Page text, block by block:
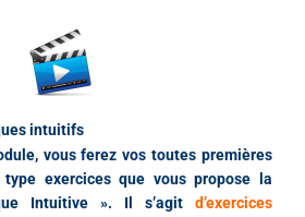
intuitifs
vous ferez vos toutes premières
exercices que vous propose la
Intuitive ». Il s’agit d’exercices